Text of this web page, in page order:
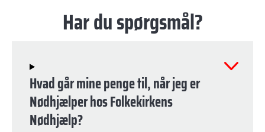
d
o
Har du spørgsmål?
Hvad går mine penge til, når jeg er
Nødhjælper hos Folkekirkens
Nødhjælp?